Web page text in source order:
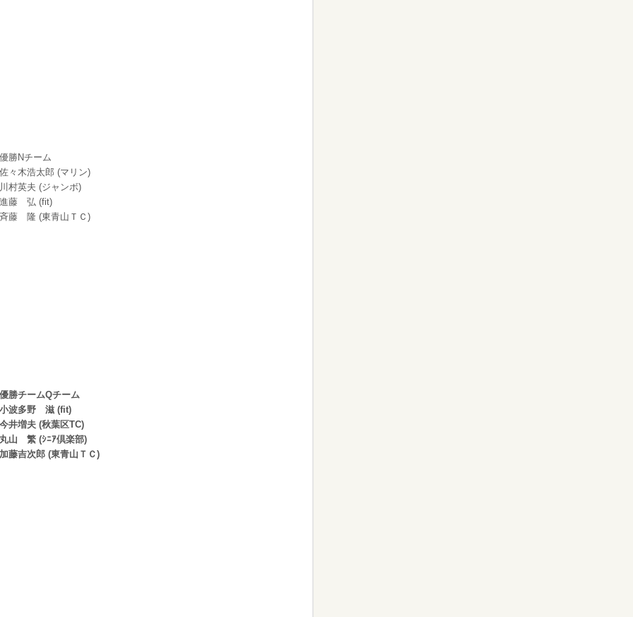
優勝Nチーム
佐々木浩太郎 (マリン)
川村英夫 (ジャンボ)
進藤 弘 (fit)
斉藤 隆 (東青山ＴＣ)
優勝チームQチーム
小波多野 滋 (fit)
今井増夫 (秋葉区TC)
丸山 繁 (ｼﾆｱ倶楽部)
加藤吉次郎 (東青山ＴＣ)